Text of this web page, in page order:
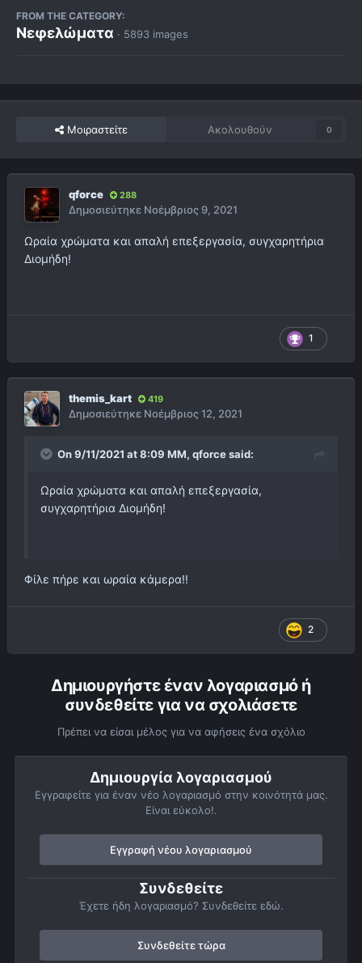
FROM THE CATEGORY:
Νεφελώματα · 5893 images
Μοιραστείτε Ακολουθούν 0
qforce 288
Δημοσιεύτηκε Νοέμβριος 9, 2021
Ωραία χρώματα και απαλή επεξεργασία, συγχαρητήρια
Διομήδη!
1
themis_kart 419
Δημοσιεύτηκε Νοέμβριος 12, 2021
On 9/11/2021 at 8:09 ΜΜ, qforcesaid:
Ωραία χρώματα και απαλή επεξεργασία,
συγχαρητήρια Διομήδη!
Φίλε πήρε και ωραία κάμερα!!
2
Δημιουργήστε έναν λογαριασμό ή
συνδεθείτε για να σχολιάσετε
Πρέπει να είσαι μέλος για να αφήσεις ένα σχόλιο
Δημιουργία λογαριασμού
Εγγραφείτε για έναν νέο λογαριασμό στην κοινότητά μας.
Είναι εύκολο!.
Εγγραφή νέου λογαριασμού
Συνδεθείτε
Έχετε ήδη λογαριασμό? Συνδεθείτε εδώ.
Συνδεθείτε τώρα